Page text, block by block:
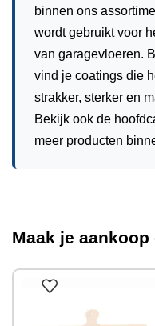
binnen ons
wordt gebruikt voor
van garagevloeren.
vind je coatings die
strakker, sterker en
Bekijk ook de
meer producten
Maak je